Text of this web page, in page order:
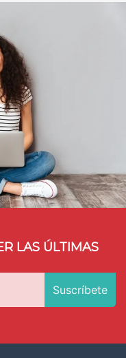
LAS ÚLTIMAS